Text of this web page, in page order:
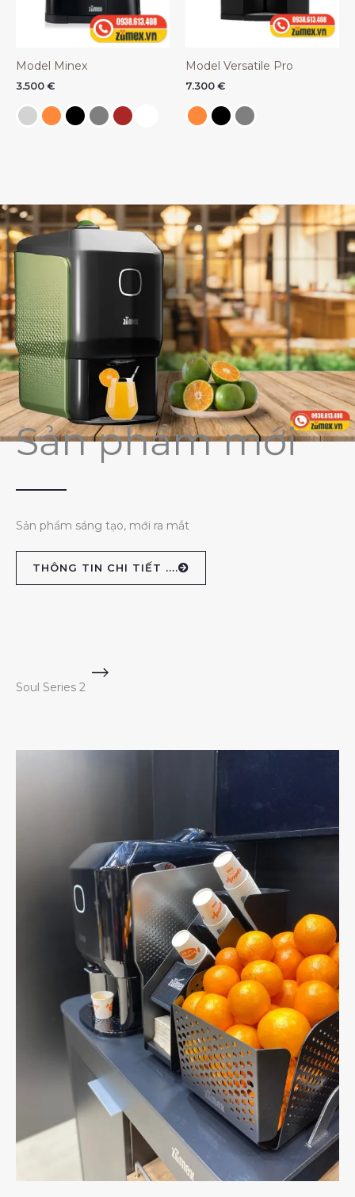
Model Minex
3.500 €
Model Versatile Pro
7.300 €
Sản phẩm mới
Sản phẩm sáng tạo, mới ra mắt
THÔNG TIN CHI TIẾT ....
Soul Series 2